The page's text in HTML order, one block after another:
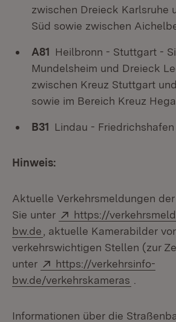
zwischen Dreieck Karlsruhe
Süd sowie zwischen
A81 Heilbronn - Stuttgart -
Mundelsheim und Dreieck
zwischen Kreuz Stuttgart
sowie im Bereich Kreuz
B31 Lindau -
Hinweis:
Aktuelle Verkehrsmeldungen
Sie unter
Extern:
https://
bw.de (Öffnet in neuem Fenster)
, aktuelle Kamerabilder
verkehrswichtigen Stellen (zur
unter
Extern:
https://verkehrsinfo-
bw.de/verkehrskameras
Informationen über die